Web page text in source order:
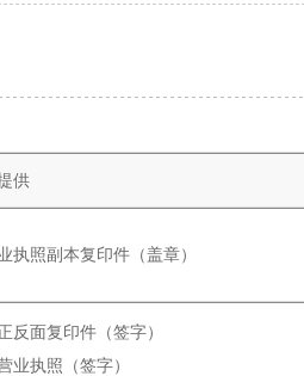
供
执照副本复印件（盖章）
反面复印件（签字）
业执照（签字）